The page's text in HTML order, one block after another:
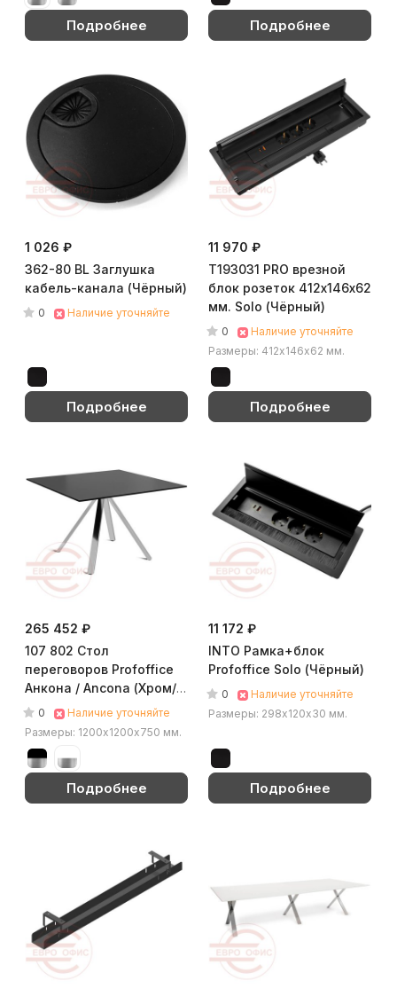
Подробнее Подробнее
1 026 ₽
362-80 BL Заглушка
кабель-канала (Чёрный)
0 Наличие уточняйте
Подробнее
11 970 ₽
Т193031 PRO врезной
блок розеток 412х146х62
мм. Solo (Чёрный)
0
Наличие уточняйте
Размеры: 412х146х62 мм.
Подробнее
265 452 ₽
107 802 Стол
переговоров Profoffice
Анкона / Ancona (Хром/
чёрный)
0
Наличие уточняйте
Размеры: 1200х1200х750 мм.
Подробнее
11 172 ₽
INTO Рамка+блок
Profoffice Solo (Чёрный)
0
Наличие уточняйте
Размеры: 298х120х30 мм.
Подробнее